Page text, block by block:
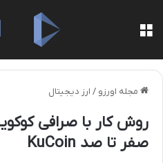
مجله اورزو / ارز دیجیتال
روش کار با صرافی
صفر تا صد KuCoin